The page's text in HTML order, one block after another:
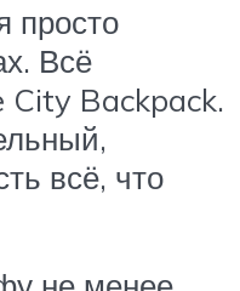
просто
Всё
City Backpack.
всё, что